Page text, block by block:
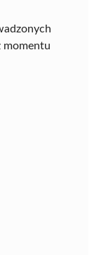
momentu